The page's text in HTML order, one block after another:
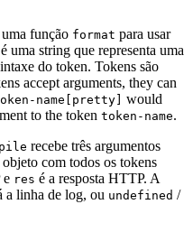
função format para usar
uma string que representa uma
do token. Tokens são
accept arguments, they can
name[pretty]
would
to the token token-name.
recebe três argumentos
objeto com todos os tokens
e res é a resposta HTTP. A
a linha de log, ou undefined /